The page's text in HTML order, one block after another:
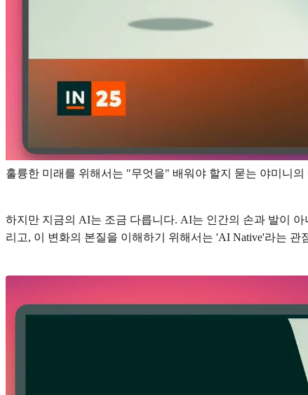
훌륭한 미래를 위해서는 "무엇을" 배워야 할지 묻는 야미니의
하지만 지금의 AI는 조금 다릅니다. AI는 인간의 손과 발이
리고, 이 변화의 본질을 이해하기 위해서는 'AI Native'라는 관